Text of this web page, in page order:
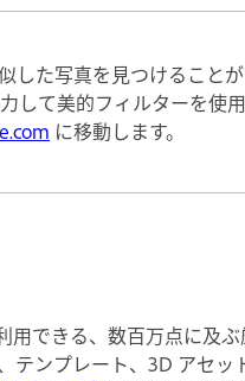
した写真を見つけること
して美的フィルターを使
に移動します。
用できる、数百万点に及
テンプレート、3D アセッ